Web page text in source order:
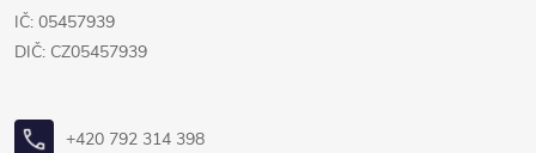
IČ: 05457939
DIČ: CZ05457939
+420 792 314 398